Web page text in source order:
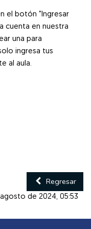
el botón "Ingresar
cuenta en nuestra
una para
ingresa tus
al aula.
Regresar
de 2024, 05:53